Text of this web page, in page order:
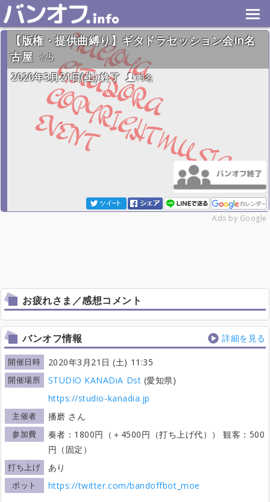
【版権・提供曲縛り】ギタドラセッション会in名
古屋
5
2020年3月21日(土) 終了
18名
Ads by Google
お疲れさま／感想コメント
バンオフ情報 詳細を見る
開催日時 2020年3月21日 (土) 11:35
開催場所 STUDIO KANADiA Dst (愛知県)
https://studio-kanadia.jp
主催者 播磨 さん
参加費
奏者：1800円（＋4500円（打ち上げ代）） 観客：500
円（固定）
打ち上げ あり
ボット
https://twitter.com/bandoffbot_moe